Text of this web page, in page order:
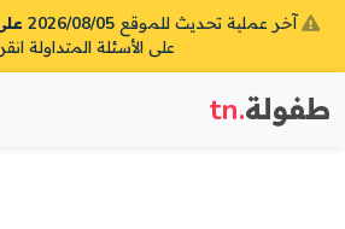
آخر عملية تحديث للموقع 2026/08/05 على الساعة 16:31
على الأسئلة المتداولة انقر
طفولة.tn